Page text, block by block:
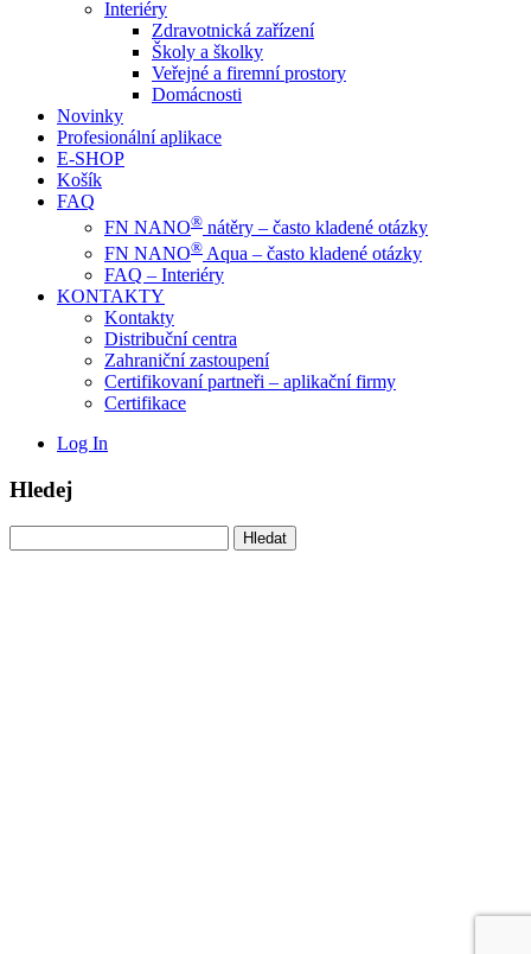
Interiéry
Zdravotnická zařízení
Školy a školky
Veřejné a firemní prostory
Domácnosti
Novinky
Profesionální aplikace
E-SHOP
Košík
FAQ
FN NANO® nátěry – často kladené otázky
FN NANO® Aqua – často kladené otázky
FAQ – Interiéry
KONTAKTY
Kontakty
Distribuční centra
Zahraniční zastoupení
Certifikovaní partneři – aplikační firmy
Certifikace
Log In
Hledej